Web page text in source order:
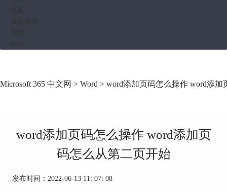
Microsoft 365 中文网 > Word > word添加页码怎么操作 word添
word添加页码怎么操作 word添加页
码怎么从第二页开始
发布时间：2022-06-13 11: 07: 08